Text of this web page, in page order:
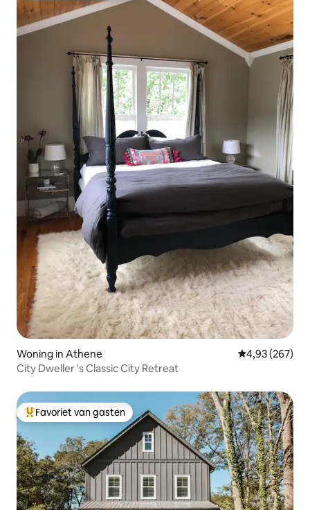
Woning in Athene Gemiddelde
4,93 (267)
City Dweller 's Classic City Retreat
Topfavoriet van gasten
Favoriet van gasten